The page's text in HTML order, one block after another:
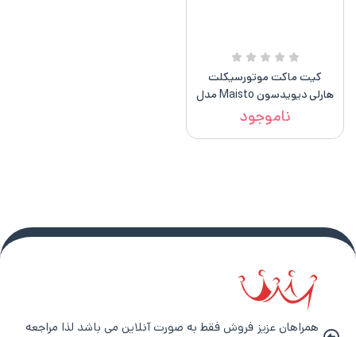
کیت ماکت موتورسیکلت
هارلی دیویدسون Maisto مدل
۲۰۰۵ Flstci Softail Springer
Classic
ناموجود
همراهان عزیز فروش فقط به صورت آنلاین می باشد لذا مراجعه